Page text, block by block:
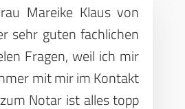
Mareike Klaus von
sehr guten fachlichen
Fragen, weil ich mir
mit mir im Kontakt
Notar ist alles topp